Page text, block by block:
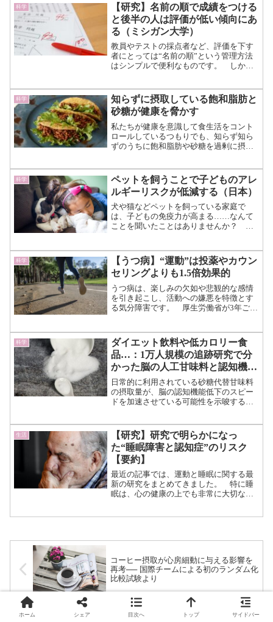
科学
【研究】名前の順で成績をつける
と後半の人は評価が低い傾向にあ
る（ミシガン大学）
教員やテストの採点者など、評価を下す
者にとっては“名前の順”という管理方法
はシンプルで便利なものです。 しか
る者など“評価の順番”という点において
は固定化されがちになり...（続きを読
む）
科学
知らずに摂取している飽和脂肪と
砂糖が健康を脅かす
私たちが健康を意識して食生活をコント
ロールしているつもりでも、知らず知ら
ずのうちに飽和脂肪や砂糖を過剰に摂取
ると、意外な食品がこうした栄養素の
「隠れた供給源」となり、健...（続きを
読む）
科学
ペットを飼うことで子どものアレ
ルギーリスクが低減する（日本）
犬や猫などペットを飼っている家庭で
は、子どもの免疫力が高まる……なんて
ことを聞いたことはありませんか？
いる家庭では、7歳になったときに喘息が
発生する確率が13％...（続きを読む）
科学
【うつ病】“運動”は投薬やカウン
セリングよりも1.5倍効果的
うつ病は、楽しみの欠如や悲観的な感情
を引き起こし、活動への嫌悪を特徴とす
る気分障害です。 厚生労働省が3年ごと
す。 自殺未遂者の聞き取りから、うつ
病を原因とする...（続きを読む）
科学
ダイエット飲料や低カロリー食
品…：1万人規模の追跡研究で分
かった脳の人工甘味料と認知機能
へのリスク
日常的に利用されている砂糖代替甘味料
の摂取量が、脳の認知機能低下のスピー
ドを加速させている可能性を示唆する大
人を対象に約8年間にわたって追跡調査を
行った結果、人工...（続きを読む）
生活
【研究】研究で明らかになっ
た“睡眠障害と認知症”のリスク
【要約】
最近の記事では、運動と睡眠に関する最
新の研究をまとめてきました。 特に睡
眠は、心の健康の上でも非常に大切な役
む）
コーヒー摂取が心房細動に与える影響を
再考── 国際チームによる初のランダム化
比較試験より
ホーム シェア 目次へ トップ サイドバー